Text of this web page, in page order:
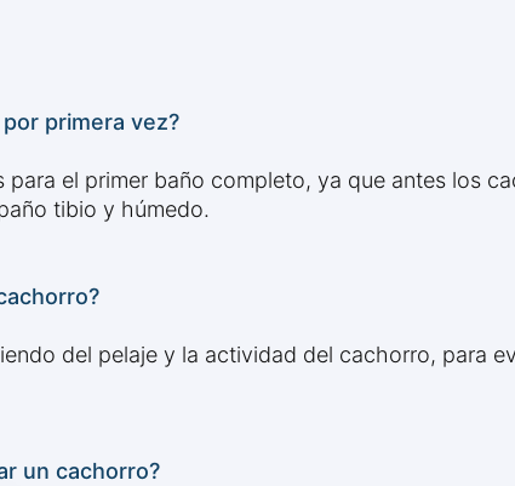
primera vez?
para el primer baño completo, ya que antes los
tibio y húmedo.
del pelaje y la actividad del cachorro, para
un cachorro?